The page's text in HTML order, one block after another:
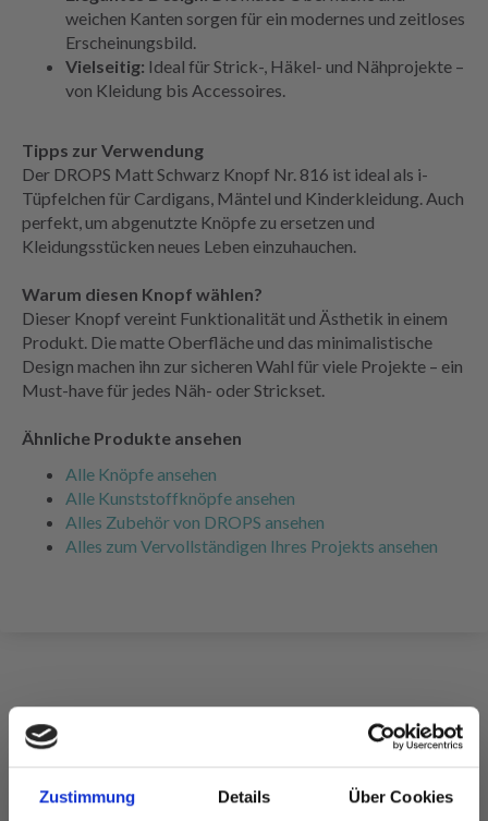
Zustimmung Details Über Cookies
weichen Kanten sorgen für ein modernes und zeitloses
Erscheinungsbild.
Vielseitig: Ideal für Strick-, Häkel- und Nähprojekte –
von Kleidung bis Accessoires.
Tipps zur Verwendung
Der DROPS Matt Schwarz Knopf Nr. 816 ist ideal als i-
Tüpfelchen für Cardigans, Mäntel und Kinderkleidung. Auch
perfekt, um abgenutzte Knöpfe zu ersetzen und
Kleidungsstücken neues Leben einzuhauchen.
Warum diesen Knopf wählen?
Dieser Knopf vereint Funktionalität und Ästhetik in einem
Produkt. Die matte Oberfläche und das minimalistische
Design machen ihn zur sicheren Wahl für viele Projekte – ein
Must-have für jedes Näh- oder Strickset.
Ähnliche Produkte ansehen
Alle Knöpfe ansehen
Alle Kunststoffknöpfe ansehen
Alles Zubehör von DROPS ansehen
Alles zum Vervollständigen Ihres Projekts ansehen